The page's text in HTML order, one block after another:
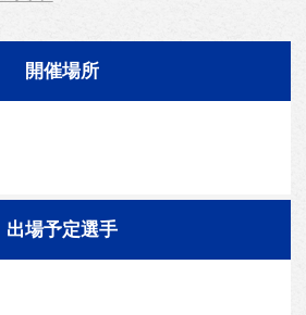
開催場所
出場予定選手